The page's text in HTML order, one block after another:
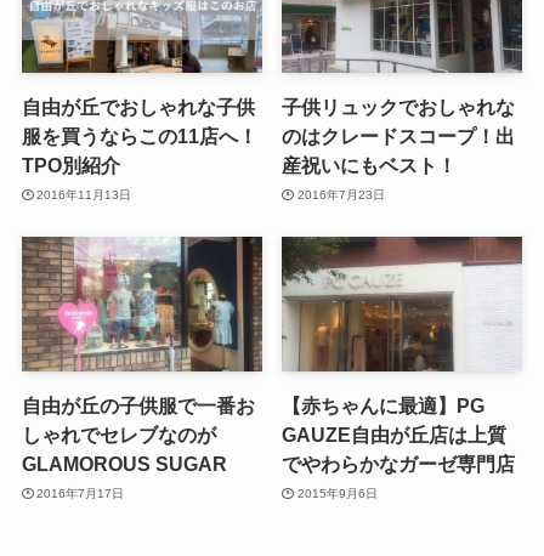
自由が丘でおしゃれな子供
服を買うならこの11店へ！
TPO別紹介
2016年11月13日
子供リュックでおしゃれな
のはクレードスコープ！出
産祝いにもベスト！
2016年7月23日
自由が丘の子供服で一番お
しゃれでセレブなのが
GLAMOROUS SUGAR
2016年7月17日
【赤ちゃんに最適】PG
GAUZE自由が丘店は上質
でやわらかなガーゼ専門店
2015年9月6日